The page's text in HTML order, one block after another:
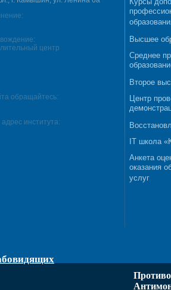
центр
обращайтесь:
института:
Высшее
Среднее
Второе
Центр
IT школа
Анкета
оказания
услуг